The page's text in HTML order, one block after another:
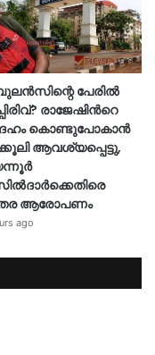
പേരിൽ
രാജേഷിന്‍റെ
കൊണ്ടുപോകാൻ
ആവശ്യപ്പെട്ടു,
ആരോപണം
ago